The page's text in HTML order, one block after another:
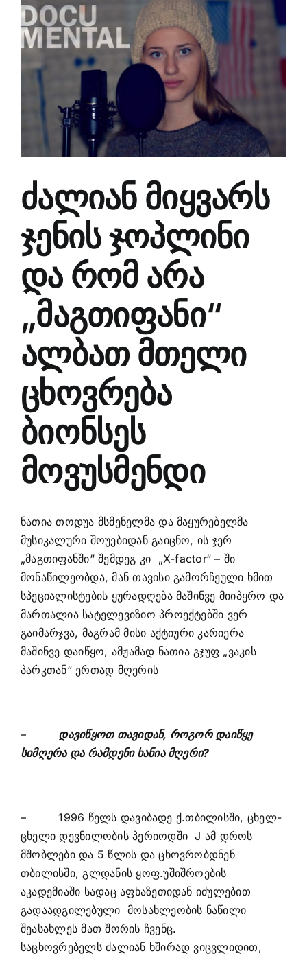
Larger
Image
ძალიან მიყვარს
ჯენის ჯოპლინი
და რომ არა
„მაგთიფანი“
ალბათ მთელი
ცხოვრება
ბიონსეს
მოვუსმენდი
ნათია თოდუა მსმენელმა და მაყურებელმა
მუსიკალური შოუებიდან გაიცნო, ის ჯერ
„მაგთიფანში“ შემდეგ კი „X-factor“ – ში
მონაწილეობდა, მან თავისი გამორჩეული ხმით
სპეციალისტების ყურადღება მაშინვე მიიპყრო და
მართალია სატელევიზიო პროექტებში ვერ
გაიმარჯვა, მაგრამ მისი აქტიური კარიერა
მაშინვე დაიწყო, ამჟამად ნათია გჯუფ „ვაკის
პარკთან“ ერთად მღერის
– დავიწყოთ თავიდან, როგორ დაიწყე
სიმღერა და რამდენი ხანია მღერი?
– 1996 წელს დავიბადე ქ.თბილისში, ცხელ-
ცხელი დევნილობის პერიოდში J ამ დროს
მშობლები და 5 წლის და ცხოვრობდნენ
თბილისში, გლდანის ყოფ.უშიშროების
აკადემიაში სადაც აფხაზეთიდან იძულებით
გადაადგილებული მოსახლეობის ნაწილი
შეასახლეს მათ შორის ჩვენც.
საცხოვრებელს ძალიან ხშირად ვიცვლიდით,